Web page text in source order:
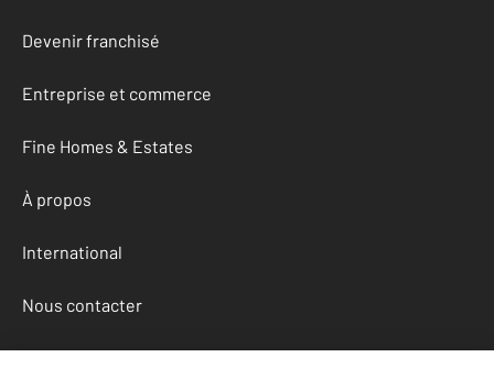
Devenir franchisé
Entreprise et commerce
Fine Homes & Estates
À propos
International
Nous contacter